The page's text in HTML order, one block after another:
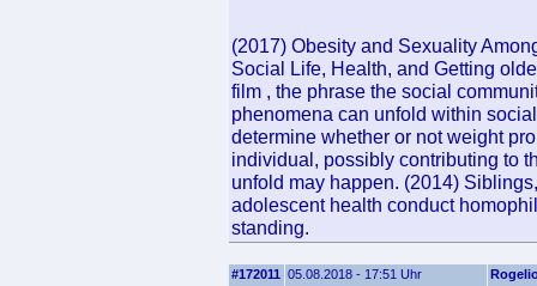
(2017) Obesity and Sexuality
Social Life, Health, and Getting
film , the phrase the social
phenomena can unfold within
determine whether or not weight
individual, possibly contributing to
unfold may happen. (2014)
adolescent health conduct
standing.
#172011 05.08.2018 - 17:51 Uhr